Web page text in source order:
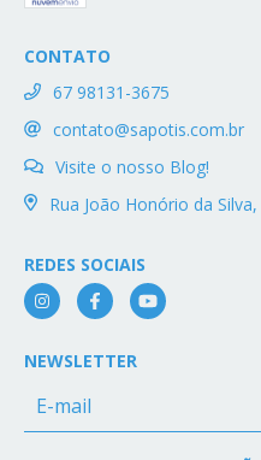
CONTATO
67 98131-3675
contato@sapotis.com.br
Visite o nosso Blog!
Rua João Honório da
REDES SOCIAIS
NEWSLETTER